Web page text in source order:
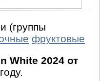
(группы
фруктовые
White 2024 от